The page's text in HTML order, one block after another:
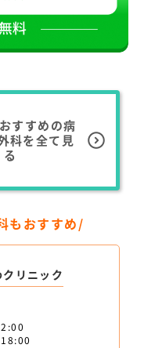
すすめの病
科を全て見
る
もおすすめ/
リニック